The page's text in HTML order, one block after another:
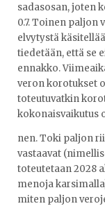
sadasosan, joten
0.7. Toinen paljon
elvytystä
tiedetään, että se
ennakko.
veron korotukset
toteutuvatkin
kokonaisvaikutus
nen. Toki paljon
vastaavat
toteutetaan 2028
menoja
miten paljon